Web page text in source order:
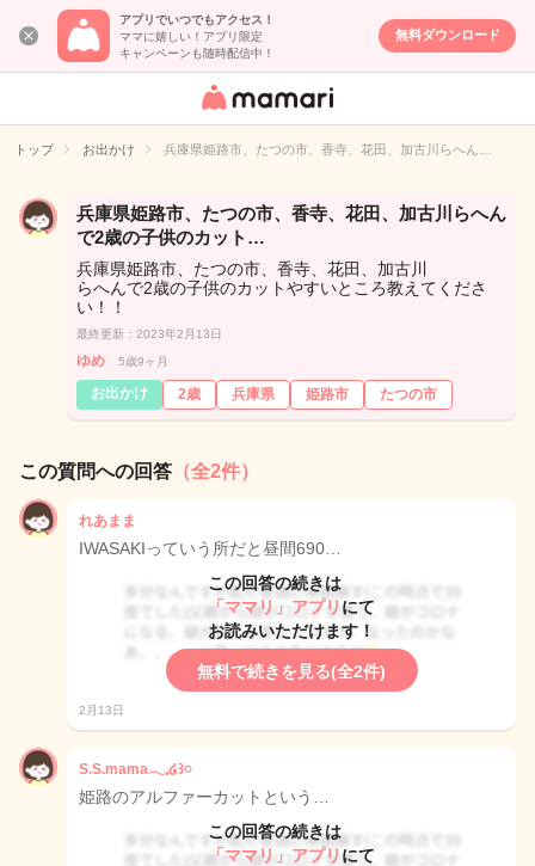
アプリでいつでもアクセス！
ママに嬉しい！アプリ限定
キャンペーンも随時配信中！
無料ダウンロード
女性専用匿名QA
イト
トップ お出かけ 兵庫県姫路市、たつの市、香寺、花田、加古川らへん…
兵庫県姫路市、たつの市、香寺、花田、加古川らへん
で2歳の子供のカット…
兵庫県姫路市、たつの市、香寺、花田、加古川
らへんで2歳の子供のカットやすいところ教えてくださ
い！！
最終更新：2023年2月13日
ゆめ 5歳9ヶ月
お出かけ 2歳 兵庫県 姫路市 たつの市
この質問への回答 （全2件）
れあまま
IWASAKIっていう所だと昼間690…
この回答の続きは
「ママリ」アプリ にて
お読みいただけます！
無料で続きを見る(全2件)
2月13日
S.S.mama‪𓂃𓈒໒꒱‪𓏸
姫路のアルファーカットという…
この回答の続きは
「ママリ」アプリ にて